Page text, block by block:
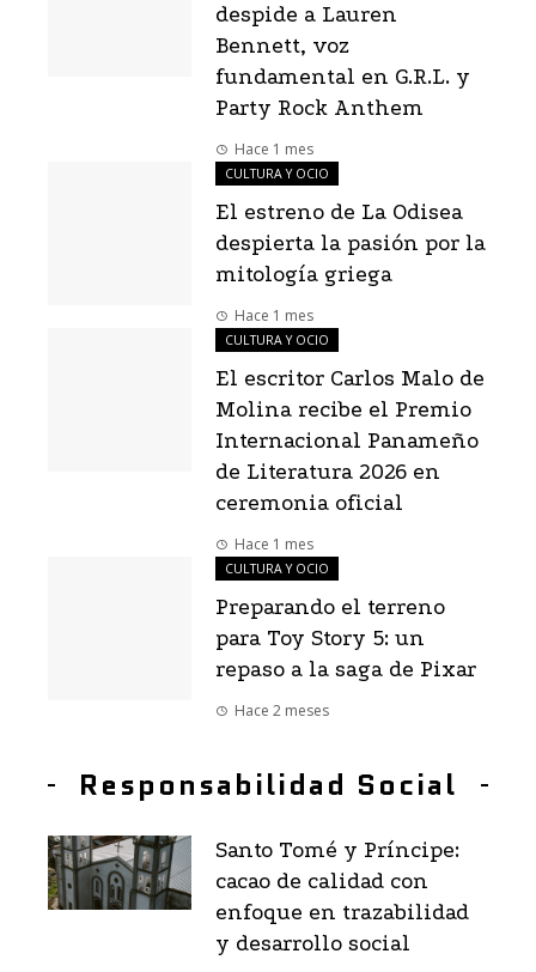
despide a Lauren
Bennett, voz
fundamental en G.R.L. y
Party Rock Anthem
Hace 1 mes
CULTURA Y OCIO
El estreno de La Odisea
despierta la pasión por la
mitología griega
Hace 1 mes
CULTURA Y OCIO
El escritor Carlos Malo de
Molina recibe el Premio
Internacional Panameño
de Literatura 2026 en
ceremonia oficial
Hace 1 mes
CULTURA Y OCIO
Preparando el terreno
para Toy Story 5: un
repaso a la saga de Pixar
Hace 2 meses
Responsabilidad Social
Santo Tomé y Príncipe:
cacao de calidad con
enfoque en trazabilidad
y desarrollo social